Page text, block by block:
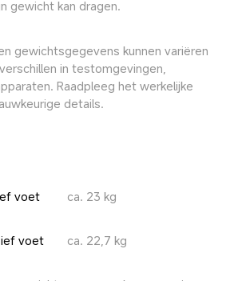
gewicht kan dragen.
gewichtsgegevens kunnen variëren
in testomgevingen,
Raadpleeg het werkelijke
details.
voet ca. 23 kg
voet ca. 22,7 kg